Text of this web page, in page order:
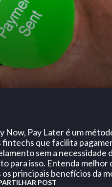
Now, Pay Later é um
fintechs que facilita
sem a necessidade
para isso. Entenda melhor
os principais benefícios da
POST